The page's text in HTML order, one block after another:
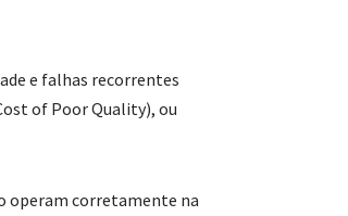
e falhas recorrentes
of Poor Quality), ou
operam corretamente na